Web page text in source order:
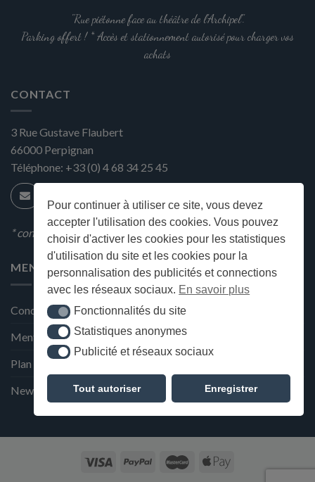
Pour continuer à utiliser ce site, vous devez
accepter l'utilisation des cookies. Vous pouvez
choisir d'activer les cookies pour les statistiques
d'utilisation du site et les cookies pour la
personnalisation des publicités et connections
avec les réseaux sociaux. En savoir plus
Fonctionnalités du site
Fonctionnalités du site
Statistiques anonymes
Statistiques anonymes
Publicité et réseaux sociaux
Publicité et réseaux sociaux
Tout autoriser Enregistrer
"Rue piétonne face au théâtre de l'Archipel".
Parking offert ! * Accès et stationnement autorisé pour charger vos
achats
CONTACT
3 Rue Gustave Flaubert
66000 Perpignan
Téléphone: +33 (0) 4 68 34 25 45
* condition en magasin
MENU
Conditions générales de ventes
Mentions Légales et Politique de confidentialité
Plan du site
Newsletter de la Maison Deffès